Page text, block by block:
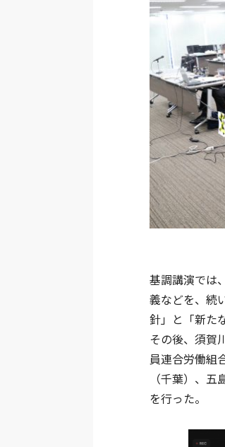
基調講演では
義などを、続
針」と「新た
その後、須賀
員連合労働組
（千葉）、
を行った。